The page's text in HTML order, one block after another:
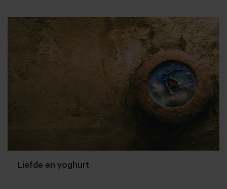
Liefde en yoghurt